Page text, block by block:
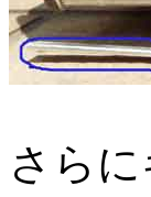
さら